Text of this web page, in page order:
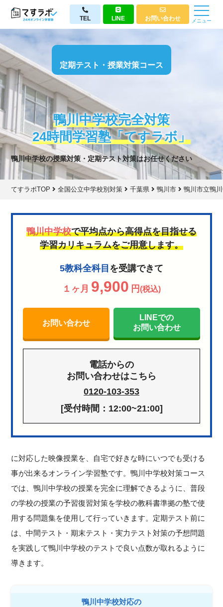
TEL LINE お問い合わせ メニュー
定期テスト・授業対策コース
鴨川中学校完全対策
24時間学習塾「てすラボ」
鴨川中学校の授業対策・定期テスト対策はお任せください
てすラボTOP 全国公立中学校別対策 千葉県 鴨川市 鴨川市立鴨
鴨川中学校で平均点から高得点を目指せる
学習カリキュラムをご用意します。
5教科全科目 を受講できて
１ヶ月 9,900 円(税込)
お問い合わせ
LINEでの
お問い合わせ
電話からの
お問い合わせはこちら
0120-103-353
[受付時間：12:00~21:00]
に対応した映像授業を、自宅で好きな時にいつでも受ける
事が出来るオンライン学習塾です。鴨川中学校対策コース
では、鴨川中学校の授業を完全に理解できるように、普段
の学校の授業の予習復習対策を学校の教科書準拠の塾で使
用する問題集を使用して行っていきます。定期テスト前に
は、中間テスト・期末テスト・実力テスト対策の予想問題
を実践して鴨川中学校のテストで良い点数が取れるように
導きます。
鴨川中学校対応の